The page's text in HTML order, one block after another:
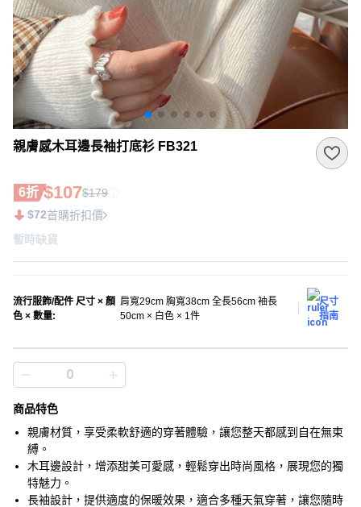
親膚感木耳邊長袖打底衫 FB321
6折 $107$179
$72首購折扣價
暫時缺貨
流行服飾/配件 尺寸 × 顏
色 × 數量:
肩寬29cm 胸寬38cm 全長56cm 袖長
50cm × 白色 × 1件
尺寸
指南
商品特色
親膚材質，享受柔軟舒適的穿著體驗，讓您整天都感到自在無束
縛。
木耳邊設計，增添甜美可愛感，輕鬆穿出時尚風格，展現您的獨
特魅力。
長袖設計，提供適度的保暖效果，適合多種天氣穿著，讓您隨時